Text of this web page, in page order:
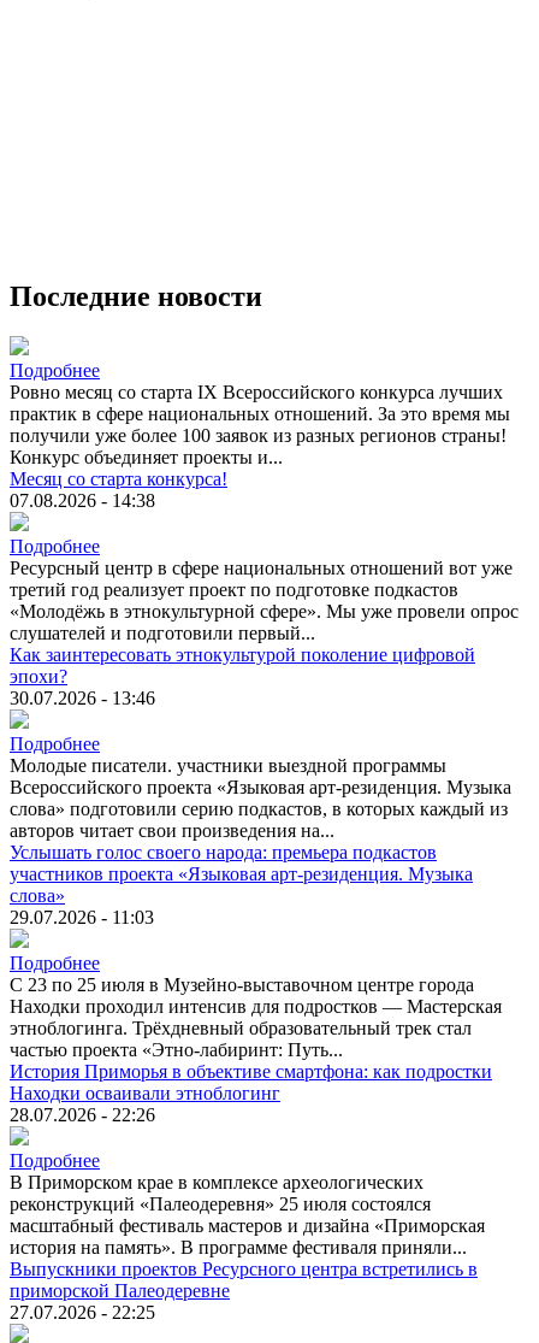
Последние новости
Подробнее
Ровно месяц со старта IX Всероссийского конкурса лучших
практик в сфере национальных отношений. За это время мы
получили уже более 100 заявок из разных регионов страны!
Конкурс объединяет проекты и...
Месяц со старта конкурса!
07.08.2026 - 14:38
Подробнее
Ресурсный центр в сфере национальных отношений вот уже
третий год реализует проект по подготовке подкастов
«Молодёжь в этнокультурной сфере». Мы уже провели опрос
слушателей и подготовили первый...
Как заинтересовать этнокультурой поколение цифровой
эпохи?
30.07.2026 - 13:46
Подробнее
Молодые писатели. участники выездной программы
Всероссийского проекта «Языковая арт-резиденция. Музыка
слова» подготовили серию подкастов, в которых каждый из
авторов читает свои произведения на...
Услышать голос своего народа: премьера подкастов
участников проекта «Языковая арт-резиденция. Музыка
слова»
29.07.2026 - 11:03
Подробнее
С 23 по 25 июля в Музейно-выставочном центре города
Находки проходил интенсив для подростков — Мастерская
этноблогинга. Трёхдневный образовательный трек стал
частью проекта «Этно-лабиринт: Путь...
История Приморья в объективе смартфона: как подростки
Находки осваивали этноблогинг
28.07.2026 - 22:26
Подробнее
В Приморском крае в комплексе археологических
реконструкций «Палеодеревня» 25 июля состоялся
масштабный фестиваль мастеров и дизайна «Приморская
история на память». В программе фестиваля приняли...
Выпускники проектов Ресурсного центра встретились в
приморской Палеодеревне
27.07.2026 - 22:25